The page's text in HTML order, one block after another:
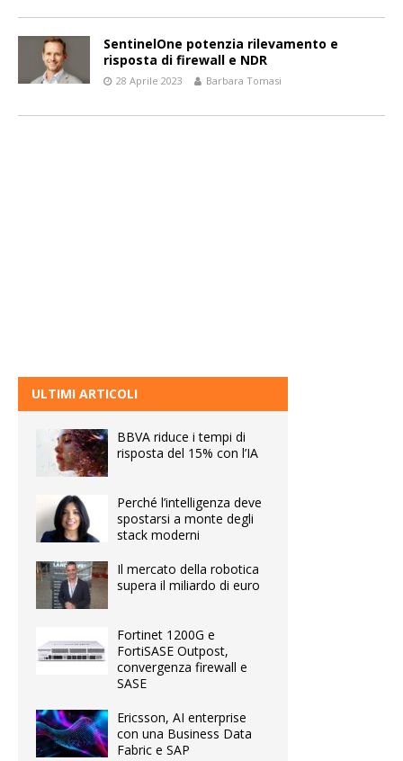
SentinelOne potenzia rilevamento e
risposta di firewall e NDR
28 Aprile 2023 Barbara Tomasi
ULTIMI ARTICOLI
BBVA riduce i tempi di
risposta del 15% con l’IA
Perché l’intelligenza deve
spostarsi a monte degli
stack moderni
Il mercato della robotica
supera il miliardo di euro
Fortinet 1200G e
FortiSASE Outpost,
convergenza firewall e
SASE
Ericsson, AI enterprise
con una Business Data
Fabric e SAP